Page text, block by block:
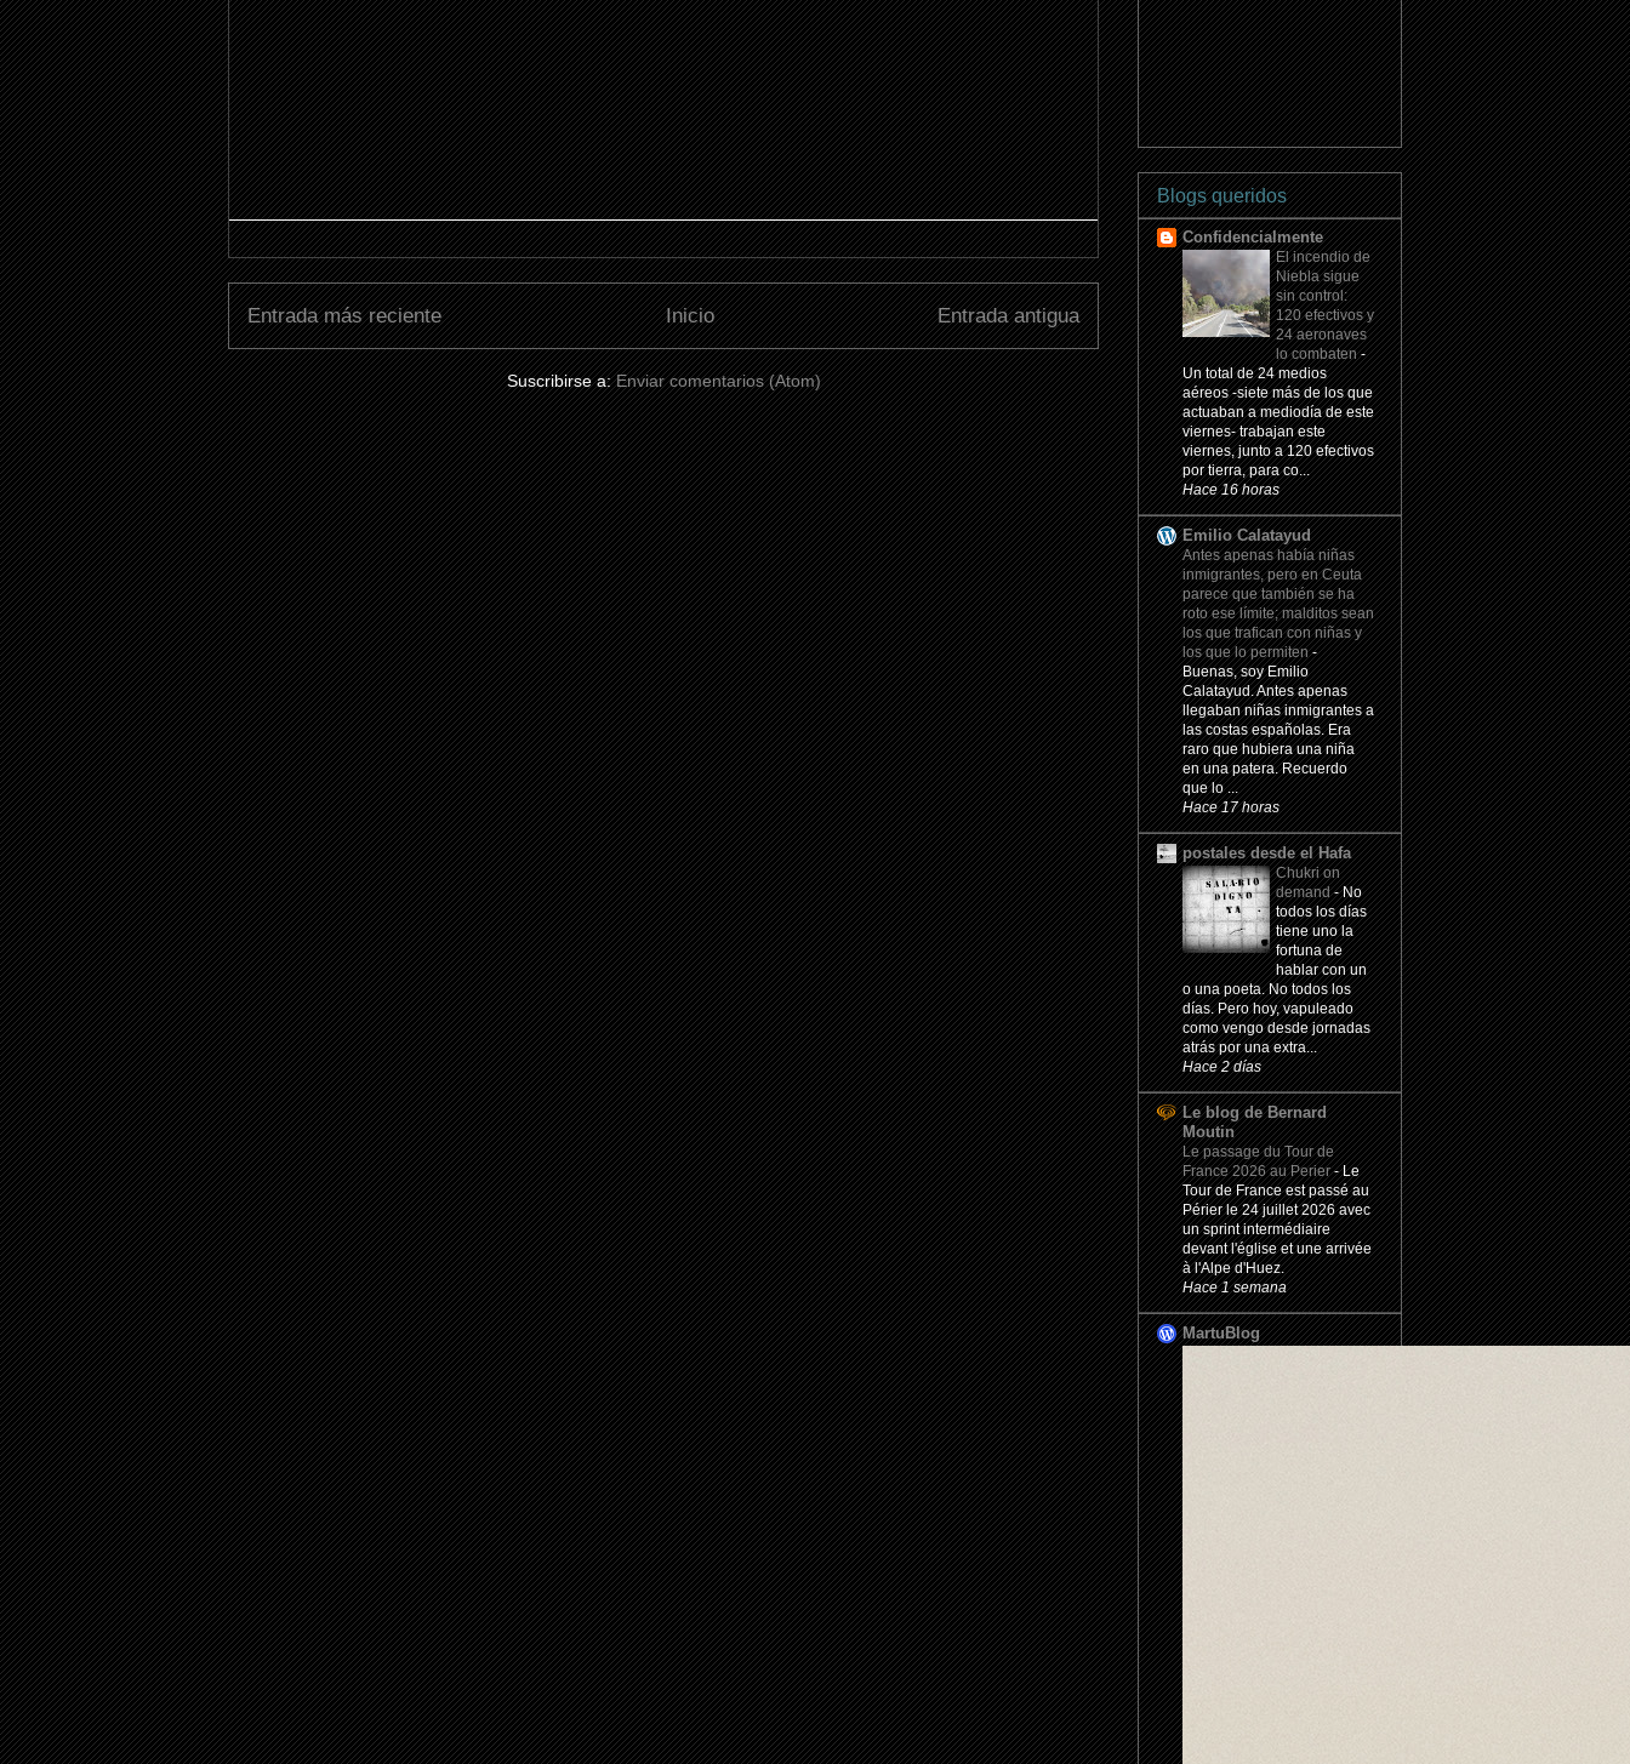
Entrada más reciente Entrada antigua
Inicio
Suscribirse a:Enviar comentarios (Atom)
Blogs queridos
Confidencialmente
El incendio de
Niebla sigue
sin control:
120 efectivos y
24 aeronaves
lo combaten-
Un total de 24 medios
aéreos -siete más de los que
actuaban a mediodía de este
viernes- trabajan este
viernes, junto a 120 efectivos
por tierra, para co...
Hace 16 horas
Emilio Calatayud
Antes apenas había niñas
inmigrantes, pero en Ceuta
parece que también se ha
roto ese límite; malditos sean
los que trafican con niñas y
los que lo permiten-
Buenas, soy Emilio
Calatayud. Antes apenas
llegaban niñas inmigrantes a
las costas españolas. Era
raro que hubiera una niña
en una patera. Recuerdo
que lo ...
Hace 17 horas
postales desde el Hafa
Chukri on
demand-No
todos los días
tiene uno la
fortuna de
hablar con un
o una poeta. No todos los
días. Pero hoy, vapuleado
como vengo desde jornadas
atrás por una extra...
Hace 2 días
Le blog de Bernard
Moutin
Le passage du Tour de
France 2026 au Perier-Le
Tour de France est passé au
Périer le 24 juillet 2026 avec
un sprint intermédiaire
devant l'église et une arrivée
à l'Alpe d'Huez.
Hace 1 semana
MartuBlog